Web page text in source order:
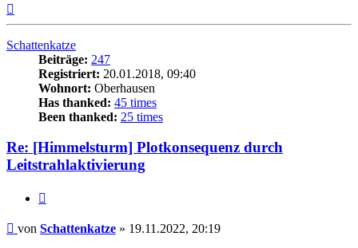
Schattenkatze
Beiträge: 247
Registriert: 20.01.2018, 09:40
Wohnort: Oberhausen
Has thanked: 45 times
Been thanked: 25 times
Re: [Himmelsturm] Plotkonsequenz durch
Leitstrahlaktivierung
Beitrag
von Schattenkatze » 19.11.2022, 20:19